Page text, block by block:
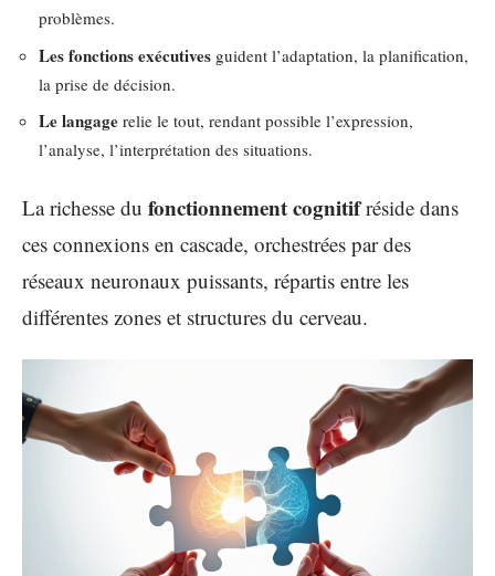
problèmes.
Les fonctions exécutives guident l’adaptation, la planification,
la prise de décision.
Le langage relie le tout, rendant possible l’expression,
l’analyse, l’interprétation des situations.
La richesse du fonctionnement cognitifréside dans
ces connexions en cascade, orchestrées par des
réseaux neuronaux puissants, répartis entre les
différentes zones et structures du cerveau.